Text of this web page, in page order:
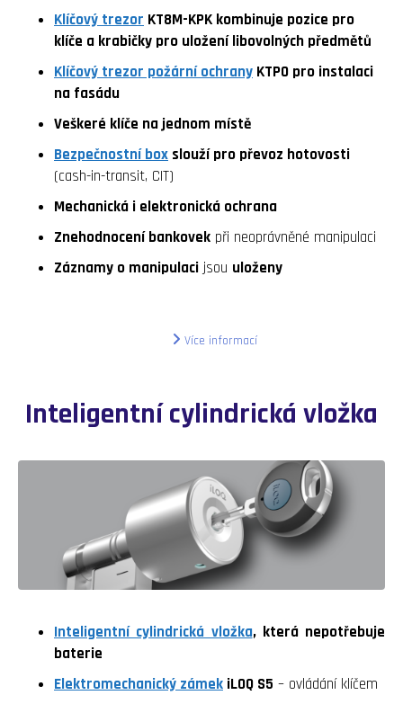
Klíčový trezor KT8M-KPK kombinuje pozice pro
klíče a krabičky pro uložení libovolných předmětů
Klíčový trezor požární ochrany KTPO pro instalaci
na fasádu
Veškeré klíče na jednom místě
Bezpečnostní box slouží pro převoz hotovosti
(cash-in-transit, CIT)
Mechanická i elektronická ochrana
Znehodnocení bankovek při neoprávněné manipulaci
Záznamy o manipulaci jsou uloženy
Více informací
Inteligentní cylindrická vložka
Inteligentní cylindrická vložka, která nepotřebuje
baterie
Elektromechanický zámek iLOQ S5 – ovládání klíčem